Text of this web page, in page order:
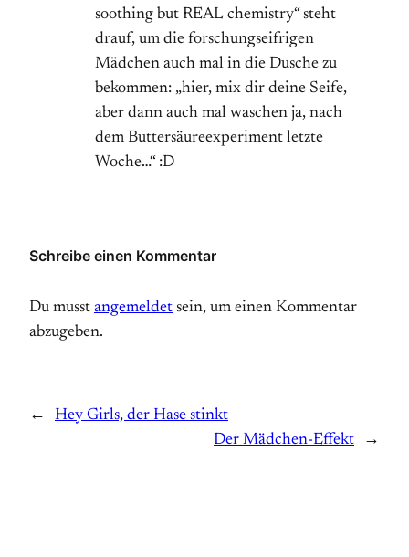
soothing but REAL chemistry“ steht
drauf, um die forschungseifrigen
Mädchen auch mal in die Dusche zu
bekommen: „hier, mix dir deine Seife,
aber dann auch mal waschen ja, nach
dem Buttersäureexperiment letzte
Woche…“ :D
Schreibe einen Kommentar
Du musst angemeldet sein, um einen Kommentar
abzugeben.
←
Hey Girls, der Hase stinkt
Der Mädchen-Effekt
→